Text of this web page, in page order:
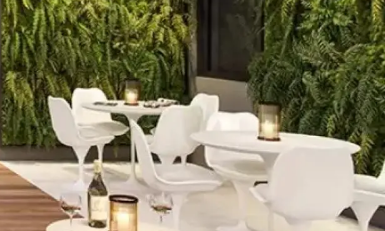
Simulador de Financiamento
Encontre um corretor